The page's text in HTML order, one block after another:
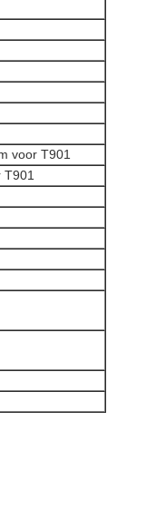
voor T901